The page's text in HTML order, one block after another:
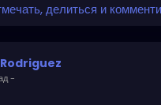
делиться и
-